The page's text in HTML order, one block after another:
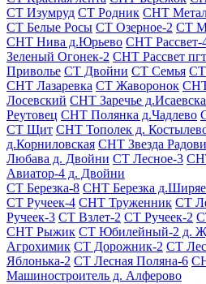
СТ Изумруд СТ Родник СНТ
СТ Белые Росы СТ Озерное-2 СТ
СНТ Нива д.Юрьево СНТ Рассвет-
Зеленый Огонек-2 СНТ Рассвет
Приволье СТ Двойни СТ Семья СТ
СНТ Лазаревка СТ Жаворонок
Лосевский СНТ Заречье
Реутовец СНТ Полянка д.Чадлево
СТ Щит СНТ Тополек д.
д.Корниловская СНТ Звезда
Любава д. Двойни СТ Лесное-3
Авиатор-4 д. Двойни
СТ Березка-8 СНТ Березка
СТ Ручеек-4 СНТ Труженник СТ
Ручеек-3 СТ Взлет-2 СТ Ручеек-2
СНТ Рыжик СТ Юбилейный-2 д.
Агрохимик СТ Дорожник-2 СТ
Яблонька-2 СТ Лесная Поляна-6
Машиностроитель д. Алферово